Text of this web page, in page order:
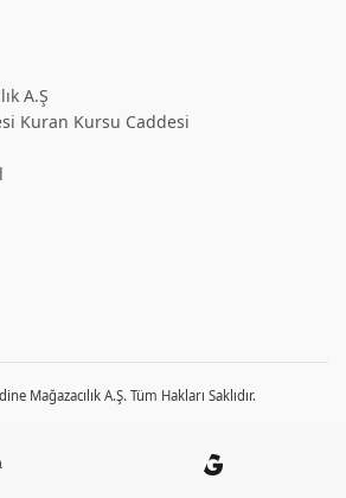
A.Ş
Kuran Kursu Caddesi
Mağazacılık A.Ş. Tüm Hakları Saklıdır.